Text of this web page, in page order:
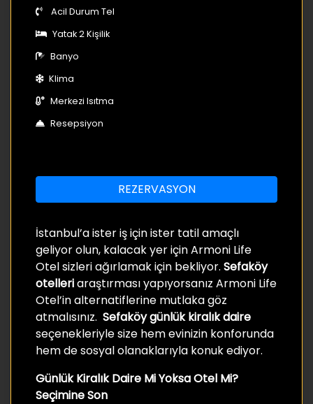
Acil Durum Tel
Yatak 2 Kişilik
Banyo
Klima
Merkezi Isıtma
Resepsiyon
REZERVASYON
İstanbul’a ister iş için ister tatil amaçlı
geliyor olun, kalacak yer için Armoni Life
Otel sizleri ağırlamak için bekliyor. Sefaköy
otelleriaraştırması yapıyorsanız Armoni Life
Otel’in alternatiflerine mutlaka göz
atmalısınız. Sefaköy günlük kiralık daire
seçenekleriyle size hem evinizin konforunda
hem de sosyal olanaklarıyla konuk ediyor.
Günlük Kiralık Daire Mi Yoksa Otel Mi?
Seçimine Son